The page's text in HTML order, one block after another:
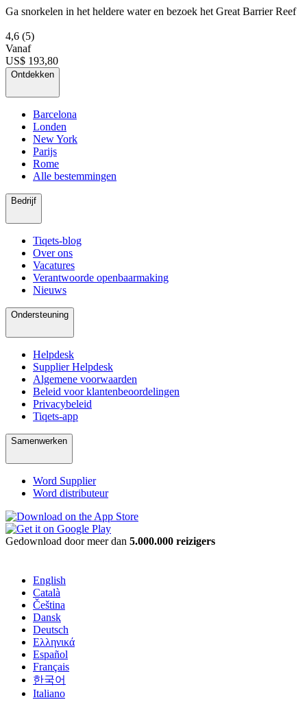
Ga snorkelen in het heldere water en bezoek het Great Barrier Reef
4,6 (5)
Vanaf
US$ 193,80
Ontdekken
Barcelona
Londen
New York
Parijs
Rome
Alle bestemmingen
Bedrijf
Tiqets-blog
Over ons
Vacatures
Verantwoorde openbaarmaking
Nieuws
Ondersteuning
Helpdesk
Supplier Helpdesk
Algemene voorwaarden
Beleid voor klantenbeoordelingen
Privacybeleid
Tiqets-app
Samenwerken
Word Supplier
Word distributeur
Gedownload door meer dan 5.000.000 reizigers
English
Català
Čeština
Dansk
Deutsch
Ελληνικά
Español
Français
한국어
Italiano